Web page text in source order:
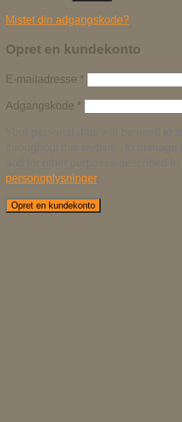
Mistet din adgangskode?
Opret en kundekonto
E-mailadresse *
Adgangskode *
personoplysninger.
Opret en kundekonto